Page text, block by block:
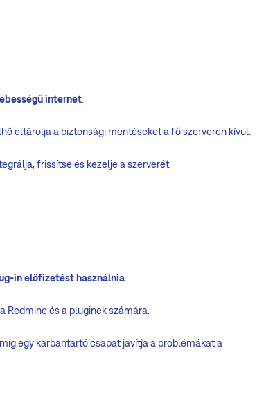
internet.
eltárolja a biztonsági mentéseket a fő szerveren kívül.
frissítse és kezelje a szerverét.
in előfizetést használnia.
a Redmine és a pluginek számára.
egy karbantartó csapat javítja a problémákat a